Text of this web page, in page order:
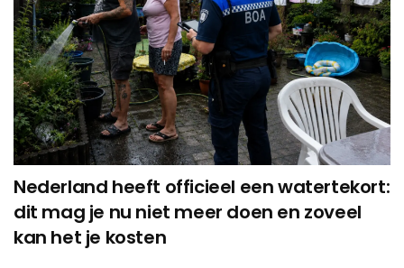
Nederland heeft officieel een watertekort:
dit mag je nu niet meer doen en zoveel
kan het je kosten